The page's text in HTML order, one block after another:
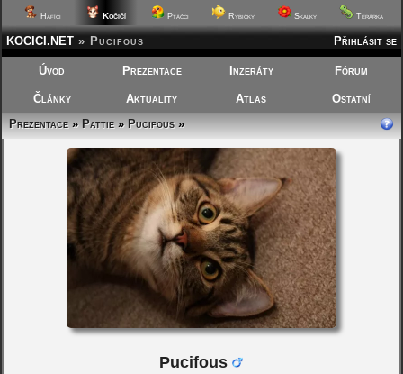
Hafíci Kočičí Ptáčci Rybičky Skalky Terárka
Přihlásit se
KOCICI.NET » Pucifous
Úvod Prezentace Inzeráty Fórum
Články Aktuality Atlas
Ostatní
Prezentace»Pattie»Pucifous»
Pucifous